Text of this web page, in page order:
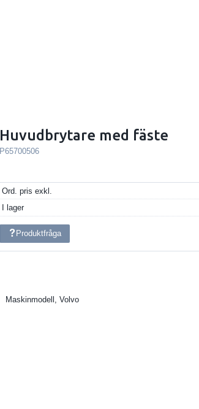
Huvudbrytare med fäste
P65700506
Ord. pris exkl.
I lager
Produktfråga
Maskinmodell, Volvo